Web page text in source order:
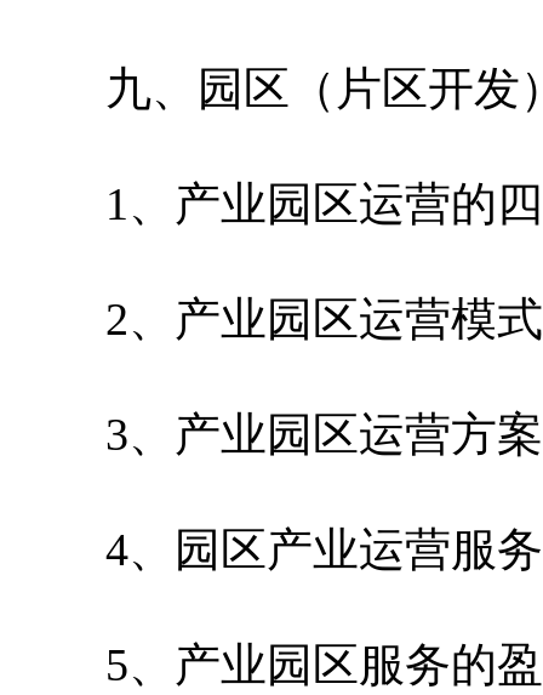
九、园区（片区开发
1、产业园区运营的四
2、产业园区运营模式
3、产业园区运营方
4、园区产业运营服
5、产业园区服务的盈